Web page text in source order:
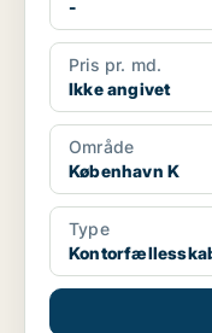
-
Pris pr. md.
Ikke angivet
Område
København K
Type